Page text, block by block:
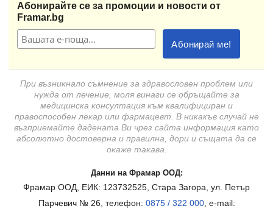
Абонирайте се за промоции и новости от
Framar.bg
При възникнало съмнение за здравословен проблем или
нужда от лечение, моля винаги се обръщайте за
медицинска консултация към квалифициран и
правоспособен лекар или фармацевт. В никакъв случай не
възприемайте дадената Ви чрез сайта информация като
абсолютно достоверна и правилна, дори и същата да се
окаже такава.
Данни на Фрамар ООД:
Фрамар ООД, ЕИК: 123732525, Стара Загора, ул. Петър
Парчевич № 26, телефон: 0875 / 322 000, e-mail: